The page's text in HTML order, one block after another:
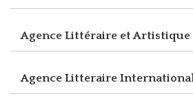
Agence Littéraire et Artistique
Agence Litteraire